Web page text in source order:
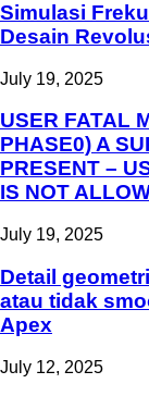
Simulasi
Desain
July 19, 2025
USER FATAL
PHASE0) A
PRESENT –
IS NOT
July 19, 2025
Detail
atau tidak
Apex
July 12, 2025